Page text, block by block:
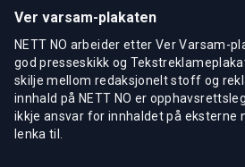
Ver varsam-plakaten
NETT NO arbeider etter Ver Varsam-
god presseskikk og
skilje mellom redaksjonelt stoff og
innhald på NETT NO er
ikkje ansvar for innhaldet på eksterne
lenka til.